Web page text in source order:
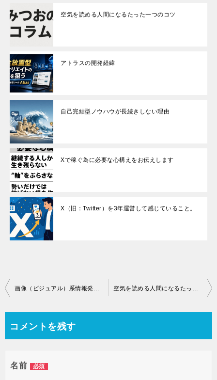
空気を読める人間になるたった一つのコツ
アトラスの開発経緯
自己完結型ノウハウが長続きしない理由
Xで稼ぐ為に必要な心構えをお伝えします
X（旧：Twitter）を3年運営して感じていること。
投
ナ
ゲ
画像（ビジュアル）系情報発信者が陥りやすい事案 空気を読める人間になるたった一つのコツ
コメントを残す
名前 必須